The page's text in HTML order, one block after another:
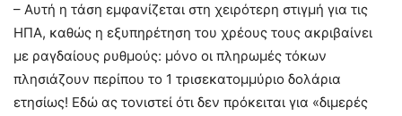
– Αυτή η τάση εμφανίζεται στη χειρότερη στιγμή για τις
ΗΠΑ, καθώς η εξυπηρέτηση του χρέους τους ακριβαίνει
με ραγδαίους ρυθμούς: μόνο οι πληρωμές τόκων
πλησιάζουν περίπου το 1 τρισεκατομμύριο δολάρια
ετησίως! Εδώ ας τονιστεί ότι δεν πρόκειται για «διμερές